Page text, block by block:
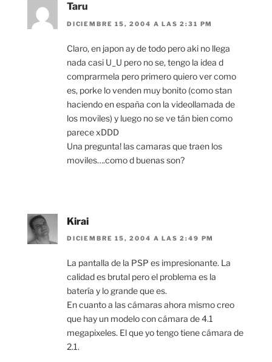
Taru
DICIEMBRE 15, 2004 A LAS 2:31 PM
Claro, en japon ay de todo pero aki no llega
nada casi U_U pero no se, tengo la idea d
comprarmela pero primero quiero ver como
es, porke lo venden muy bonito (como stan
haciendo en españa con la videollamada de
los moviles) y luego no se ve tán bien como
parece xDDD
Una pregunta! las camaras que traen los
moviles….como d buenas son?
Kirai
DICIEMBRE 15, 2004 A LAS 2:49 PM
La pantalla de la PSP es impresionante. La
calidad es brutal pero el problema es la
batería y lo grande que es.
En cuanto a las cámaras ahora mismo creo
que hay un modelo con cámara de 4.1
megapixeles. El que yo tengo tiene cámara de
2.1.